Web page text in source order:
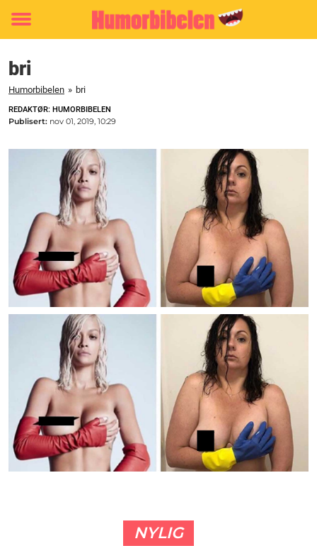
Toggle
bri
Humorbibelen » bri
REDAKTØR: HUMORBIBELEN
Publisert: nov 01, 2019, 10:29
NYLIG